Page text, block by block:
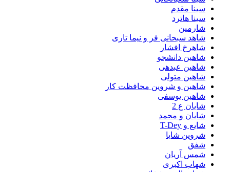
سینا مقدم
سینا هاترد
شارمین
شاهد سبحانی فر و نیما تاری
شاهرخ افشار
شاهین دانشجو
شاهین عبدهی
شاهین متولی
شاهین و شروین محافظت کار
شاهین یوسفی
شایان ع 2
شایان و محمد
شایع و T-Dey
شروین شایا
شفق
شمس آریان
شهاب اکبری